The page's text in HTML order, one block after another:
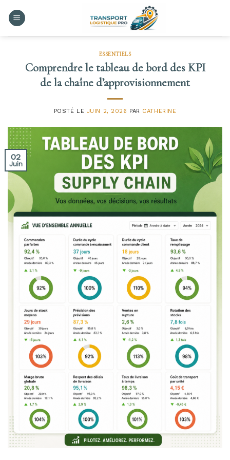
ESSENTIELS
Comprendre le tableau de bord des KPI
de la chaîne d’approvisionnement
POSTÉ LE JUIN 2, 2026 PAR CATHERINE
02
Juin